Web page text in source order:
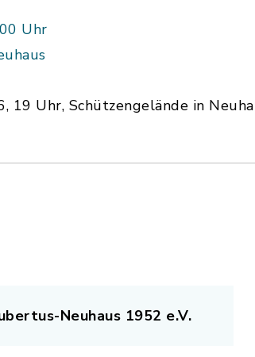
Uhr
19 Uhr, Schützengelände in
Neuhaus 1952 e.V.